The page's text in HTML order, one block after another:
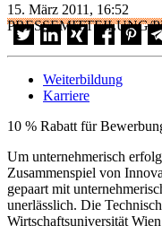
15. März 2011, 16:52
PRESSEMITTEILUNG/
Weiterbildung
Karriere
10 % Rabatt für
Um unternehmerisch
Zusammenspiel von
gepaart mit
unerlässlich. Die
Wirtschaftsuniversität